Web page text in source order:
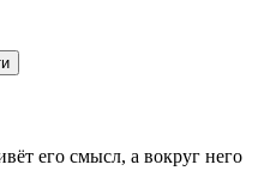
его смысл, а вокруг него